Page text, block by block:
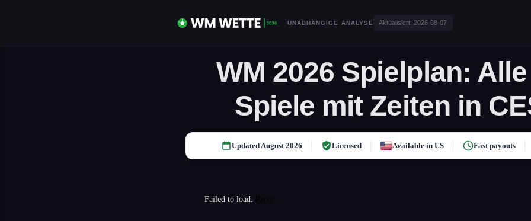
UNABHÄNGIGE ANALYSE Aktualisiert: 2026-08-07
WM 2026 Spielplan:
Spiele mit Zeiten in
Updated August 2026 Licensed Available in US Fast payouts
Failed to load.